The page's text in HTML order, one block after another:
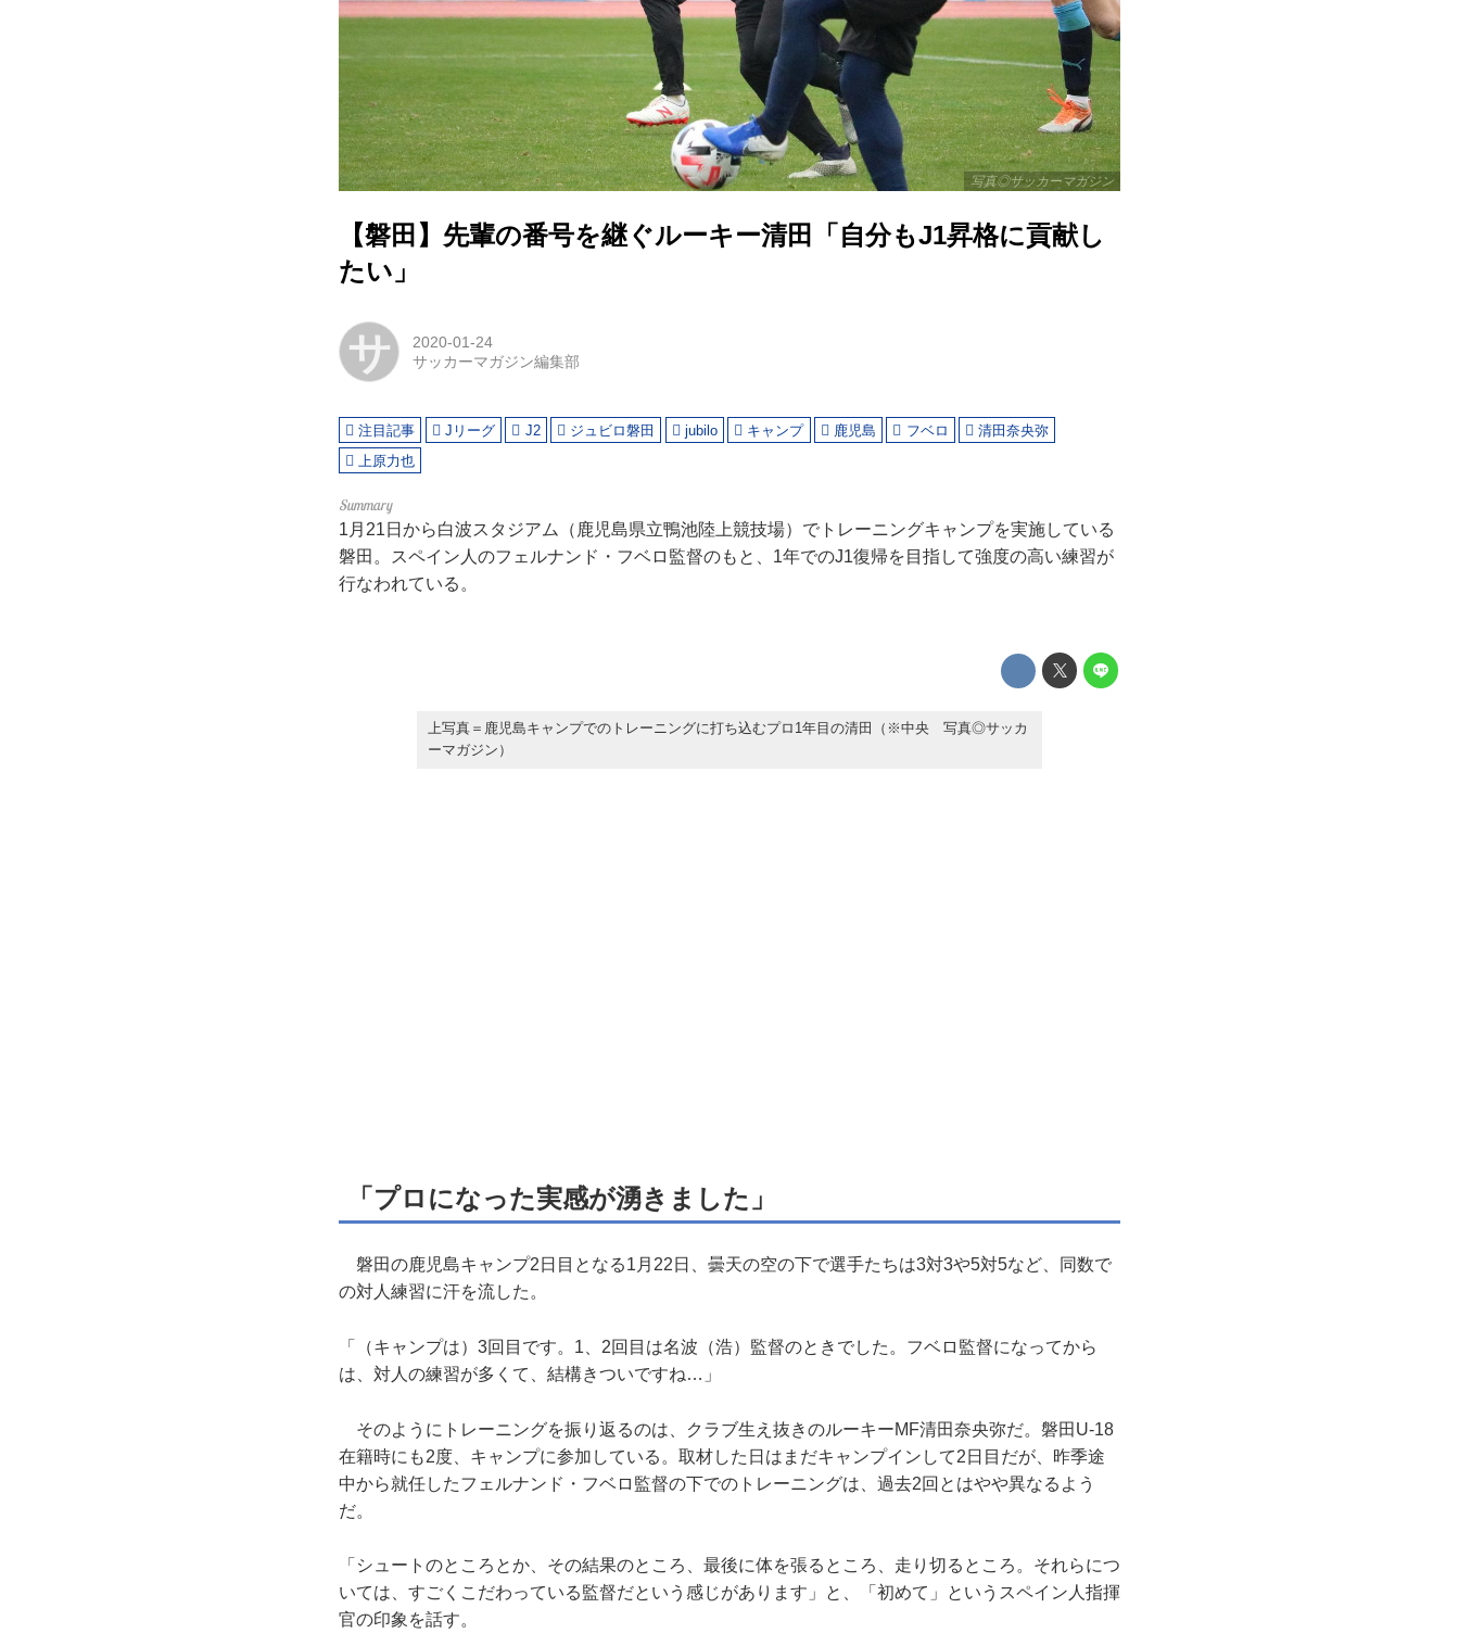
写真◎サッカーマガジン
【磐田】先輩の番号を継ぐルーキー清田「自分もJ1昇格に貢献し
たい」
サ
2020-01-24
サッカーマガジン編集部
注目記事 Jリーグ J2 ジュビロ磐田 jubilo キャンプ 鹿児島 フベロ
清田奈央弥
上原力也
1月21日から白波スタジアム（鹿児島県立鴨池陸上競技場）でトレーニングキャンプを実施している
磐田。スペイン人のフェルナンド・フベロ監督のもと、1年でのJ1復帰を目指して強度の高い練習が
行なわれている。
上写真＝鹿児島キャンプでのトレーニングに打ち込むプロ1年目の清田（※中央 写真◎サッカ
ーマガジン）
「プロになった実感が湧きました」
磐田の鹿児島キャンプ2日目となる1月22日、曇天の空の下で選手たちは3対3や5対5など、同数で
の対人練習に汗を流した。
「（キャンプは）3回目です。1、2回目は名波（浩）監督のときでした。フベロ監督になってから
は、対人の練習が多くて、結構きついですね…」
そのようにトレーニングを振り返るのは、クラブ生え抜きのルーキーMF清田奈央弥だ。磐田U-18
在籍時にも2度、キャンプに参加している。取材した日はまだキャンプインして2日目だが、昨季途
中から就任したフェルナンド・フベロ監督の下でのトレーニングは、過去2回とはやや異なるよう
だ。
「シュートのところとか、その結果のところ、最後に体を張るところ、走り切るところ。それらにつ
いては、すごくこだわっている監督だという感じがあります」と、「初めて」というスペイン人指揮
官の印象を話す。